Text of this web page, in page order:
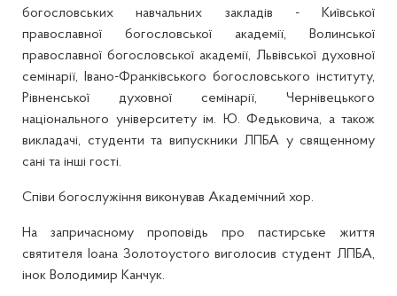
богословських навчальних закладів - Київської
православної богословської академії, Волинської
православної богословської академії, Львівської духовної
семінарії, Івано-Франківського богословського інституту,
Рівненської духовної семінарії, Чернівецького
національного університету ім. Ю. Федьковича, а також
викладачі, студенти та випускники ЛПБА у священному
сані та інші гості.
Співи богослужіння виконував Академічний хор.
На запричасному проповідь про пастирське життя
святителя Іоана Золотоустого виголосив студент ЛПБА,
інок Володимир Канчук.